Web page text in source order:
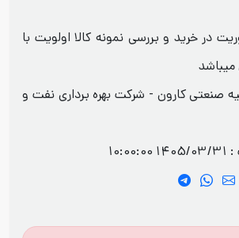
در خرید و بررسی نمونه کالا اولویت با
میباشد
صنعتی کارون - شرکت بهره برداری نفت و
:
1405/03/31 10:00:00